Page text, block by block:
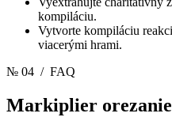
kompiláciu.
Vytvorte kompiláciu
viacerými hrami.
№ 04 / FAQ
Markiplier orezanie